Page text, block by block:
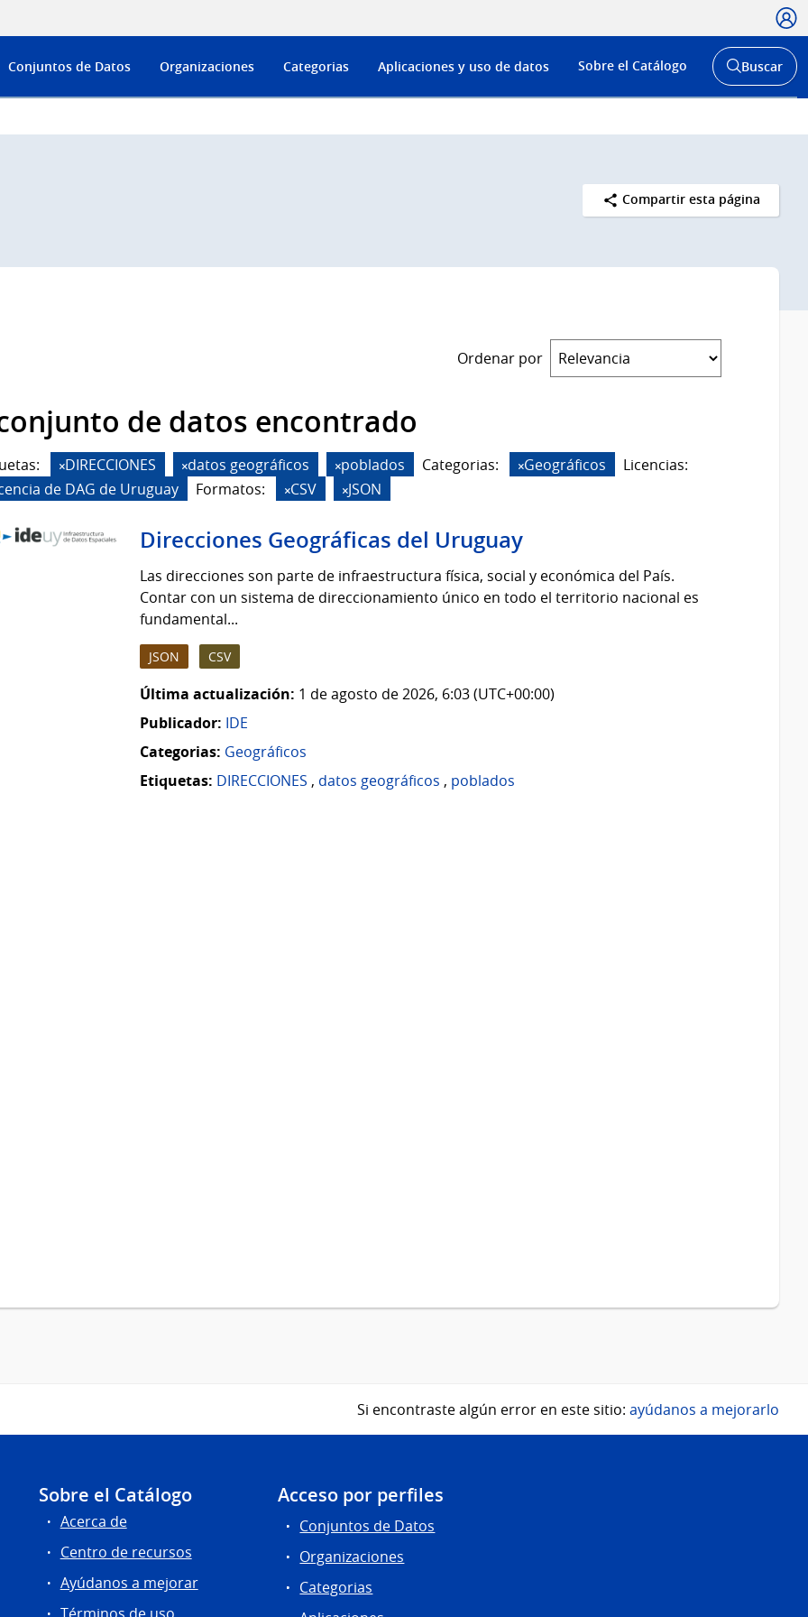
Menú
de
Conjuntos de Datos Organizaciones Categorias Aplicaciones y uso de datos Sobre el Catálogo
Abrir
buscador
Buscar
Compartir esta página
Ordenar por
de datos encontrado
DIRECCIONES datos geográficos poblados Categorias: Geográficos
Licencias:
de DAG de Uruguay
Formatos: CSV JSON
Direcciones Geográficas del Uruguay
Las direcciones son parte de infraestructura física, social y económica del País.
Contar con un sistema de direccionamiento único en todo el territorio nacional es
fundamental...
JSON CSV
Última actualización: 1 de agosto de 2026, 6:03 (UTC+00:00)
Publicador: IDE
Categorias: Geográficos
Etiquetas: DIRECCIONES , datos geográficos , poblados
Si encontraste algún error en este sitio: ayúdanos a mejorarlo
Sobre el Catálogo
Acerca de
Centro de recursos
Ayúdanos a mejorar
Acceso por perfiles
Conjuntos de Datos
Organizaciones
Categorias